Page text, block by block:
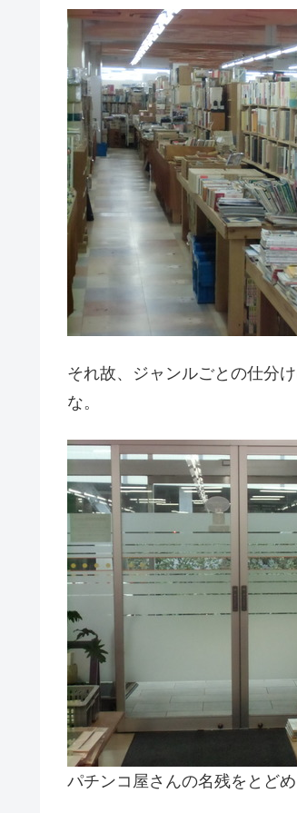
それ故、ジャンルごとの仕分
な。
パチンコ屋さんの名残をとど